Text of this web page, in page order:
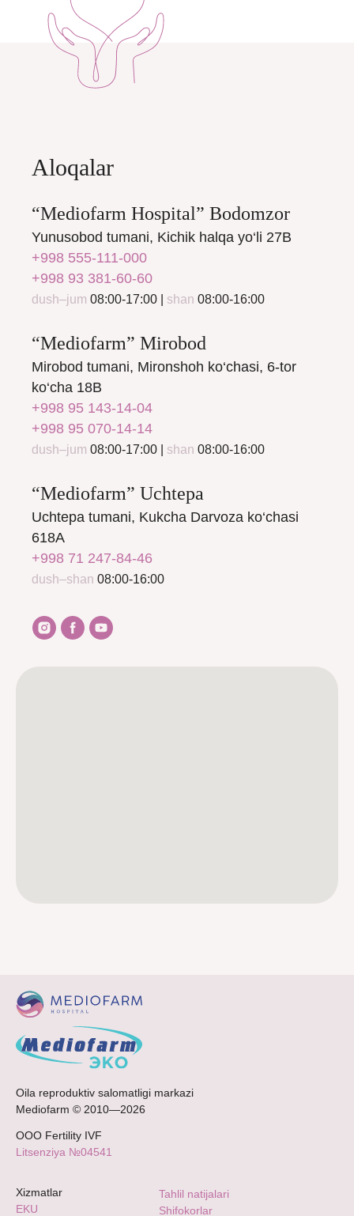
Aloqalar
“Mediofarm Hospital” Bodomzor
Yunusobod tumani, Kichik halqa yo‘li 27B
+998 555-111-000
+998 93 381-60-60
dush–jum 08:00-17:00 | shan 08:00-16:00
“Mediofarm” Mirobod
Mirobod tumani, Mironshoh ko‘chasi, 6-tor
ko‘cha 18B
+998 95 143-14-04
+998 95 070-14-14
dush–jum 08:00-17:00 | shan 08:00-16:00
“Mediofarm” Uchtepa
Uchtepa tumani, Kukcha Darvoza ko‘chasi
618A
+998 71 247-84-46
dush–shan 08:00-16:00
ООО Fertility IVF
Litsenziya №04541
Tahlil natijalari
Shifokorlar
Xizmatlar
EKU
Oila reproduktiv salomatligi markazi
Mediofarm © 2010—2026